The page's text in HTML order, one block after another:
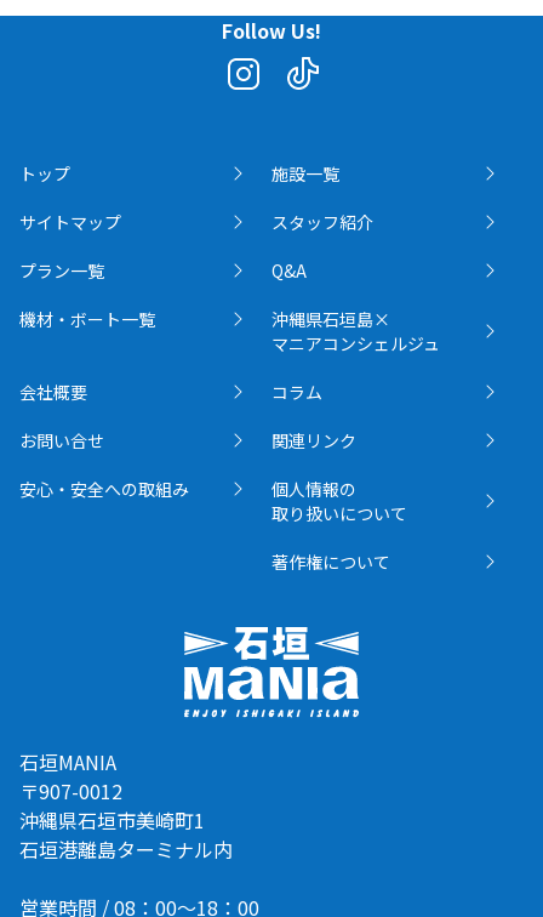
Follow Us!
石垣MANIA
〒907-0012
沖縄県石垣市美崎町1
石垣港離島ターミナル内
営業時間 / 08：00～18：00
トップ
サイトマップ
プラン一覧
機材・ボート一覧
施設一覧
スタッフ紹介
Q&A
沖縄県石垣島×
マニアコンシェルジュ
会社概要
お問い合せ
安心・安全への取組み
コラム
関連リンク
個人情報の
取り扱いについて
著作権について